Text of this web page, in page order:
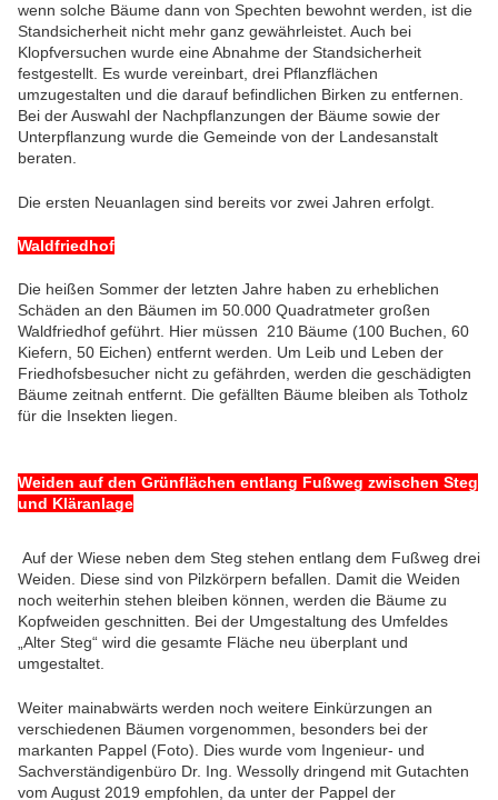
wenn solche Bäume dann von Spechten bewohnt werden, ist die
Standsicherheit nicht mehr ganz gewährleistet. Auch bei
Klopfversuchen wurde eine Abnahme der Standsicherheit
festgestellt. Es wurde vereinbart, drei Pflanzflächen
umzugestalten und die darauf befindlichen Birken zu entfernen.
Bei der Auswahl der Nachpflanzungen der Bäume sowie der
Unterpflanzung wurde die Gemeinde von der Landesanstalt
beraten.
Die ersten Neuanlagen sind bereits vor zwei Jahren erfolgt.
Waldfriedhof
Die heißen Sommer der letzten Jahre haben zu erheblichen
Schäden an den Bäumen im 50.000 Quadratmeter großen
Waldfriedhof geführt. Hier müssen 210 Bäume (100 Buchen, 60
Kiefern, 50 Eichen) entfernt werden. Um Leib und Leben der
Friedhofsbesucher nicht zu gefährden, werden die geschädigten
Bäume zeitnah entfernt. Die gefällten Bäume bleiben als Totholz
für die Insekten liegen.
Weiden auf den Grünflächen entlang Fußweg zwischen Steg
und Kläranlage
Auf der Wiese neben dem Steg stehen entlang dem Fußweg drei
Weiden. Diese sind von Pilzkörpern befallen. Damit die Weiden
noch weiterhin stehen bleiben können, werden die Bäume zu
Kopfweiden geschnitten. Bei der Umgestaltung des Umfeldes
„Alter Steg“ wird die gesamte Fläche neu überplant und
umgestaltet.
Weiter mainabwärts werden noch weitere Einkürzungen an
verschiedenen Bäumen vorgenommen, besonders bei der
markanten Pappel (Foto). Dies wurde vom Ingenieur- und
Sachverständigenbüro Dr. Ing. Wessolly dringend mit Gutachten
vom August 2019 empfohlen, da unter der Pappel der